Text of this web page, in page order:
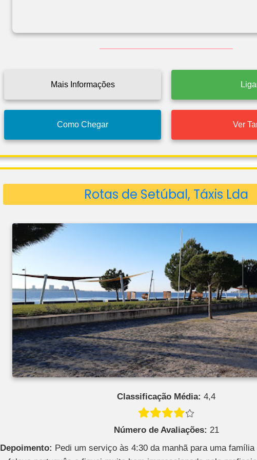
Mais Informações
Como Chegar Ver
Rotas de Setúbal, Táxis Lda
Classificação Média: 4,4
Número de Avaliações: 21
Depoimento: Pedi um serviço às 4:30 da manhã para uma